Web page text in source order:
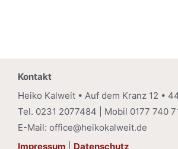
Kontakt
Heiko Kalweit • Auf dem Kranz 12 •
Tel. 0231 2077484 | Mobil 0177 740
E-Mail: office@heikokalweit.de
Impressum
Datenschutz